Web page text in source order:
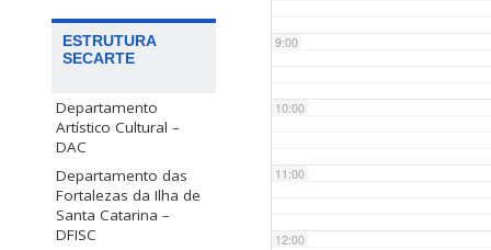
ESTRUTURA
SECARTE
Departamento
Artístico Cultural –
DAC
Departamento das
Fortalezas da Ilha de
Santa Catarina –
DFISC
9:00
10:00
11:00
12:00